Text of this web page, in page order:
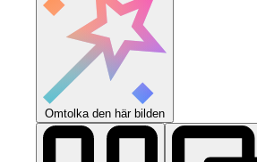
Omtolka den här bilden